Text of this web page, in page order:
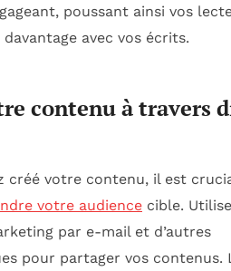
poussant ainsi vos
avec vos écrits.
contenu à travers
créé votre contenu, il est
votre audience cible.
par e-mail et d’autres
pour partager vos contenus.